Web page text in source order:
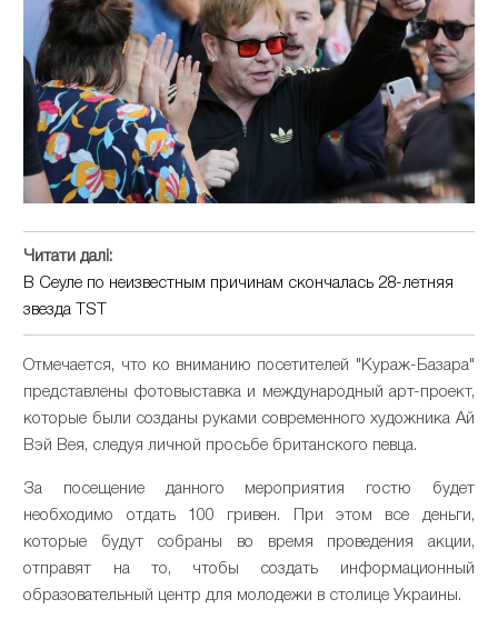
Читати далі:
В Сеуле по неизвестным причинам скончалась 28-летняя
звезда TST
Отмечается, что ко вниманию посетителей "Кураж-Базара"
представлены фотовыставка и международный арт-проект,
которые были созданы руками современного художника Ай
Вэй Вея, следуя личной просьбе британского певца.
За посещение данного мероприятия гостю будет
необходимо отдать 100 гривен. При этом все деньги,
которые будут собраны во время проведения акции,
отправят на то, чтобы создать информационный
образовательный центр для молодежи в столице Украины.